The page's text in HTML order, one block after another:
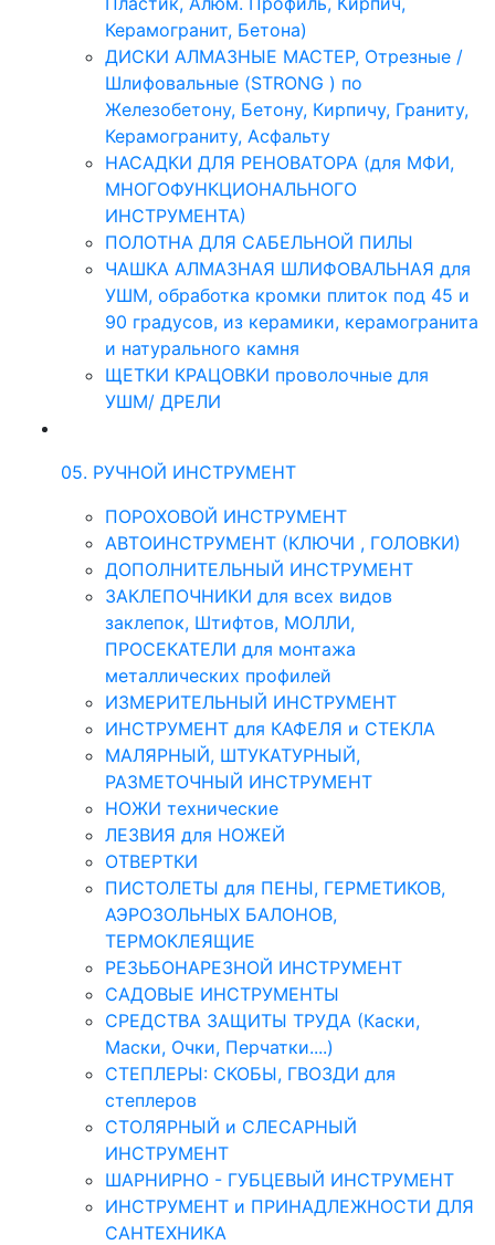
Керамогранит, Бетона)
ДИСКИ АЛМАЗНЫЕ МАСТЕР, Отрезные /
Шлифовальные (STRONG ) по
Железобетону, Бетону, Кирпичу, Граниту,
Керамограниту, Асфальту
НАСАДКИ ДЛЯ РЕНОВАТОРА (для МФИ,
МНОГОФУНКЦИОНАЛЬНОГО
ИНСТРУМЕНТА)
ПОЛОТНА ДЛЯ САБЕЛЬНОЙ ПИЛЫ
ЧАШКА АЛМАЗНАЯ ШЛИФОВАЛЬНАЯ для
УШМ, обработка кромки плиток под 45 и
90 градусов, из керамики, керамогранита
и натурального камня
ЩЕТКИ КРАЦОВКИ проволочные для
УШМ/ ДРЕЛИ
05. РУЧНОЙ ИНСТРУМЕНТ
ПОРОХОВОЙ ИНСТРУМЕНТ
АВТОИНСТРУМЕНТ (КЛЮЧИ , ГОЛОВКИ)
ДОПОЛНИТЕЛЬНЫЙ ИНСТРУМЕНТ
ЗАКЛЕПОЧНИКИ для всех видов
заклепок, Штифтов, МОЛЛИ,
ПРОСЕКАТЕЛИ для монтажа
металлических профилей
ИЗМЕРИТЕЛЬНЫЙ ИНСТРУМЕНТ
ИНСТРУМЕНТ для КАФЕЛЯ и СТЕКЛА
МАЛЯРНЫЙ, ШТУКАТУРНЫЙ,
РАЗМЕТОЧНЫЙ ИНСТРУМЕНТ
НОЖИ технические
ЛЕЗВИЯ для НОЖЕЙ
ОТВЕРТКИ
ПИСТОЛЕТЫ для ПЕНЫ, ГЕРМЕТИКОВ,
АЭРОЗОЛЬНЫХ БАЛОНОВ,
ТЕРМОКЛЕЯЩИЕ
РЕЗЬБОНАРЕЗНОЙ ИНСТРУМЕНТ
САДОВЫЕ ИНСТРУМЕНТЫ
СРЕДСТВА ЗАЩИТЫ ТРУДА (Каски,
Маски, Очки, Перчатки....)
СТЕПЛЕРЫ: СКОБЫ, ГВОЗДИ для
степлеров
СТОЛЯРНЫЙ и СЛЕСАРНЫЙ
ИНСТРУМЕНТ
ШАРНИРНО - ГУБЦЕВЫЙ ИНСТРУМЕНТ
ИНСТРУМЕНТ и ПРИНАДЛЕЖНОСТИ ДЛЯ
САНТЕХНИКА